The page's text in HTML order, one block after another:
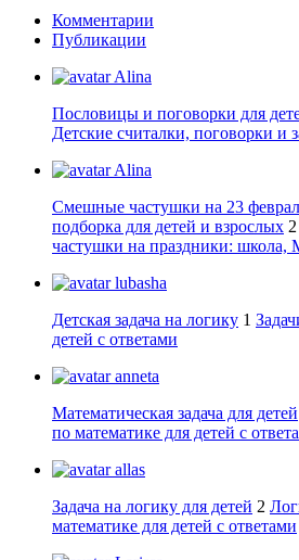
Комментарии
Публикации
Alina
Пословицы и поговорки для
Детские считалки, поговорки и
Alina
Смешные частушки на 23
подборка для детей и взрослых 2
частушки на праздники: школа,
lubasha
Детская задача на логику 1
детей с ответами
anneta
Математическая задача для детей
по математике для детей с
allas
Задача на логику для детей 2
математике для детей с ответами